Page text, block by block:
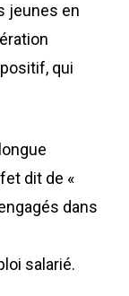
jeunes en
qui
dit de «
dans
salarié.